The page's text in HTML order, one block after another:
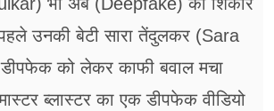
भी अब (Deepfake) का शिकार
उनकी बेटी सारा तेंदुलकर (Sara
को लेकर काफी बवाल मचा
ब्लास्टर का एक डीपफेक वीडियो